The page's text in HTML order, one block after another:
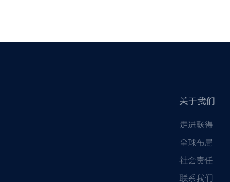
关于我们
走进联得
全球布局
社会责任
联系我们